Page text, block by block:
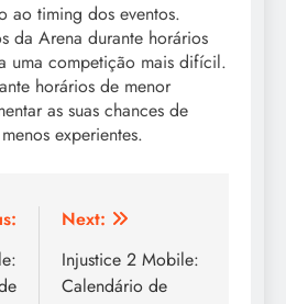
ao timing dos eventos.
da Arena durante horários
uma competição mais difícil.
horários de menor
as suas chances de
experientes.
Next:
Injustice 2 Mobile:
Calendário de